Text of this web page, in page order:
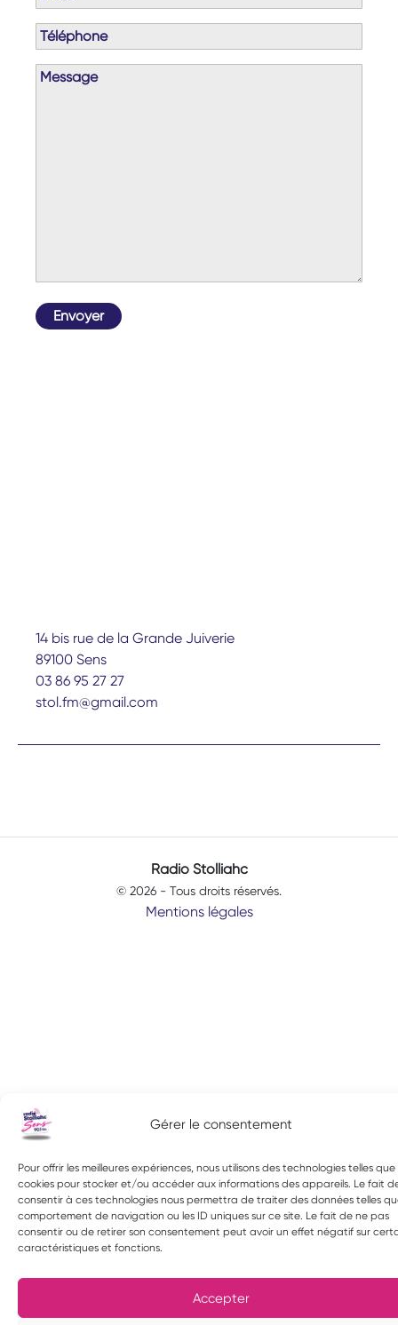
Gérer le consentement
Pour offrir les meilleures expériences, nous utilisons des technologies telles que
cookies pour stocker et/ou accéder aux informations des appareils. Le fait
consentir à ces technologies nous permettra de traiter des données telles
comportement de navigation ou les ID uniques sur ce site. Le fait de ne pas
consentir ou de retirer son consentement peut avoir un effet négatif sur
caractéristiques et fonctions.
Accepter
14 bis rue de la Grande Juiverie
89100 Sens
03 86 95 27 27
stol.fm@gmail.com
Radio Stolliahc
© 2026 - Tous droits réservés.
Mentions légales